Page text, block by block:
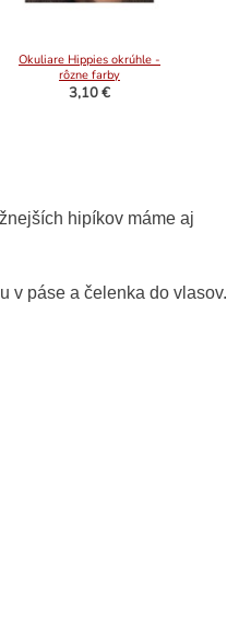
Okuliare Hippies okrúhle -
rôzne farby
3,10 €
hipíkov máme aj
v páse a čelenka do vlasov.